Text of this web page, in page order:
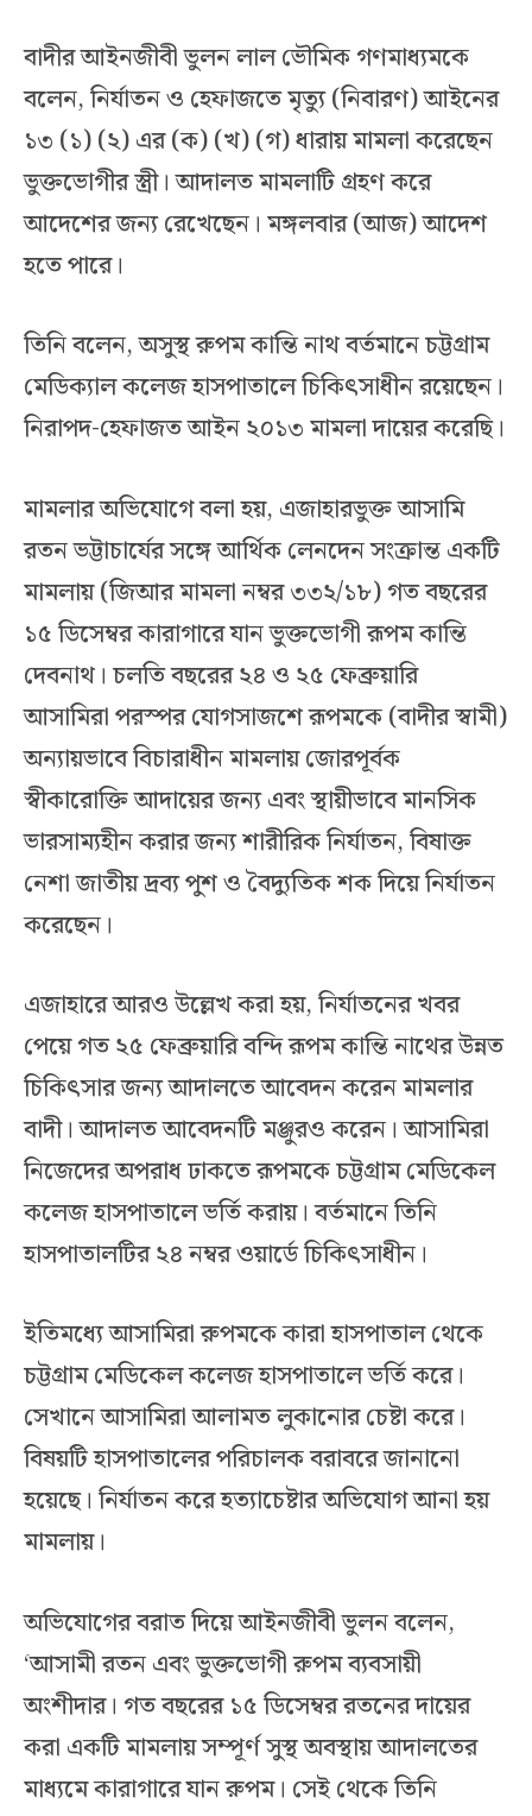
বাদীর আইনজীবী ভুলন লাল ভৌমিক গণমাধ্যমকে
বলেন, নির্যাতন ও হেফাজতে মৃত্যু (নিবারণ) আইনের
১৩ (১) (২) এর (ক) (খ) (গ) ধারায় মামলা করেছেন
ভুক্তভোগীর স্ত্রী। আদালত মামলাটি গ্রহণ করে
আদেশের জন্য রেখেছেন। মঙ্গলবার (আজ) আদেশ
হতে পারে।
তিনি বলেন, অসুস্থ রুপম কান্তি নাথ বর্তমানে চট্টগ্রাম
মেডিক্যাল কলেজ হাসপাতালে চিকিৎসাধীন রয়েছেন।
নিরাপদ-হেফাজত আইন ২০১৩ মামলা দায়ের করেছি।
মামলার অভিযোগে বলা হয়, এজাহারভুক্ত আসামি
রতন ভট্টাচার্যের সঙ্গে আর্থিক লেনদেন সংক্রান্ত একটি
মামলায় (জিআর মামলা নম্বর ৩৩২/১৮) গত বছরের
১৫ ডিসেম্বর কারাগারে যান ভুক্তভোগী রূপম কান্তি
দেবনাথ। চলতি বছরের ২৪ ও ২৫ ফেব্রুয়ারি
আসামিরা পরস্পর যোগসাজশে রূপমকে (বাদীর স্বামী)
অন্যায়ভাবে বিচারাধীন মামলায় জোরপূর্বক
স্বীকারোক্তি আদায়ের জন্য এবং স্থায়ীভাবে মানসিক
ভারসাম্যহীন করার জন্য শারীরিক নির্যাতন, বিষাক্ত
নেশা জাতীয় দ্রব্য পুশ ও বৈদ্যুতিক শক দিয়ে নির্যাতন
করেছেন।
এজাহারে আরও উল্লেখ করা হয়, নির্যাতনের খবর
পেয়ে গত ২৫ ফেব্রুয়ারি বন্দি রূপম কান্তি নাথের উন্নত
চিকিৎসার জন্য আদালতে আবেদন করেন মামলার
বাদী। আদালত আবেদনটি মঞ্জুরও করেন। আসামিরা
নিজেদের অপরাধ ঢাকতে রূপমকে চট্টগ্রাম মেডিকেল
কলেজ হাসপাতালে ভর্তি করায়। বর্তমানে তিনি
হাসপাতালটির ২৪ নম্বর ওয়ার্ডে চিকিৎসাধীন।
ইতিমধ্যে আসামিরা রুপমকে কারা হাসপাতাল থেকে
চট্টগ্রাম মেডিকেল কলেজ হাসপাতালে ভর্তি করে।
সেখানে আসামিরা আলামত লুকানোর চেষ্টা করে।
বিষয়টি হাসপাতালের পরিচালক বরাবরে জানানো
হয়েছে। নির্যাতন করে হত্যাচেষ্টার অভিযোগ আনা হয়
মামলায়।
অভিযোগের বরাত দিয়ে আইনজীবী ভুলন বলেন,
‘আসামী রতন এবং ভুক্তভোগী রুপম ব্যবসায়ী
অংশীদার। গত বছরের ১৫ ডিসেম্বর রতনের দায়ের
করা একটি মামলায় সম্পূর্ণ সুস্থ অবস্থায় আদালতের
মাধ্যমে কারাগারে যান রুপম। সেই থেকে তিনি